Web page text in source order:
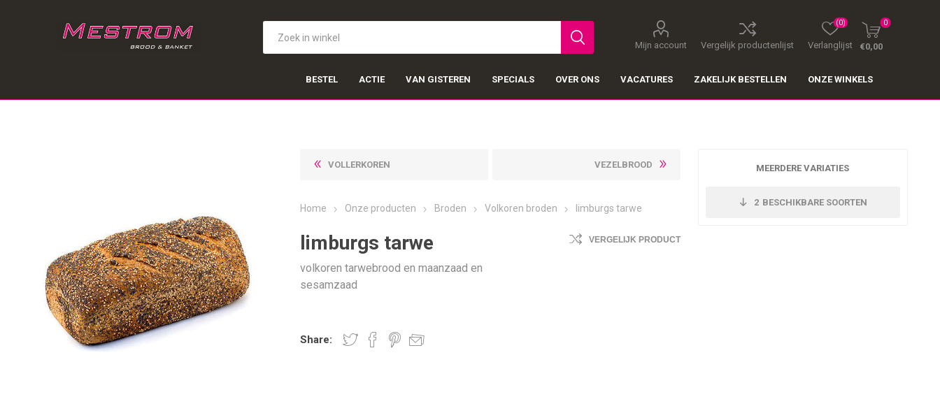
Mijn account Vergelijk productenlijst Verlanglijst
(0) 0
€0,00
BESTEL ACTIE VAN GISTEREN SPECIALS OVER ONS VACATURES ZAKELIJK BESTELLEN ONZE WINKELS
VOLLERKOREN VEZELBROOD
Home Onze producten Broden Volkoren broden limburgs tarwe
limburgs tarwe
volkoren tarwebrood en maanzaad en
sesamzaad
VERGELIJK PRODUCT
MEERDERE VARIATIES
2 BESCHIKBARE SOORTEN
Share: